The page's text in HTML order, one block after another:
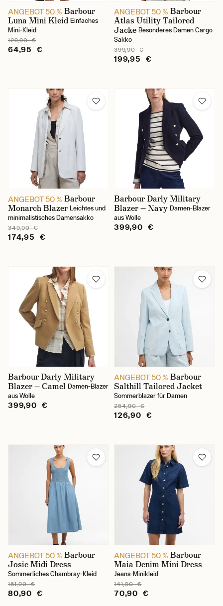
Blau
Braun
Gelb
Grau
Grün
Kariert
Schwarz
Weiß
Preis
Art des Produkts
Kleider
Universelle Kleidungsgrößen
S
L
XXXL
Geschlecht
Female
ANGEBOT 50 % Barbour
Luna Mini Kleid Einfaches
Mini-Kleid
129,90 €
64,95 €
ANGEBOT 50 % Barbour
Atlas Utility Tailored
Jacke Besonderes Damen Cargo
Sakko
399,90 €
199,95 €
ANGEBOT 50 % Barbour
Monarch Blazer Leichtes und
minimalistisches Damensakko
349,90 €
174,95 €
Barbour Darly Military
Blazer — Navy Damen-Blazer
aus Wolle
399,90 €
Barbour Darly Military
Blazer — Camel Damen-Blazer
aus Wolle
399,90 €
ANGEBOT 50 % Barbour
Salthill Tailored Jacket
Sommerblazer für Damen
254,90 €
126,90 €
ANGEBOT 50 % Barbour
Josie Midi Dress
Sommerliches Chambray-Kleid
161,90 €
80,90 €
ANGEBOT 50 % Barbour
Maia Denim Mini Dress
Jeans-Minikleid
141,90 €
70,90 €